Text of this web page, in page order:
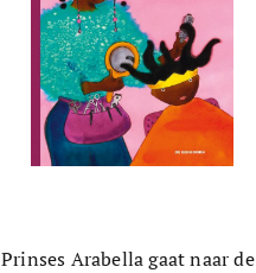
Prinses Arabella gaat naar de